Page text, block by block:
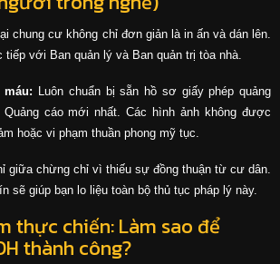
chung cư không chỉ đơn giản là in ấn và dán lên.
tiếp với Ban quản lý và Ban quản trị tòa nhà.
Luôn chuẩn bị sẵn hồ sơ giấy phép quảng
cáo mới nhất. Các hình ảnh không được
hoặc vi phạm thuần phong mỹ tục.
giữa chừng chỉ vì thiếu sự đồng thuận từ cư dân.
sẽ giúp bạn lo liệu toàn bộ thủ tục pháp lý này.
thực chiến: Làm sao để
thành công?